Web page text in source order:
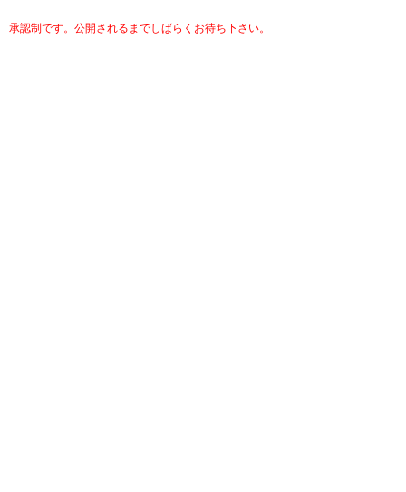
承認制です。公開されるまでしばらくお待ち下さい。